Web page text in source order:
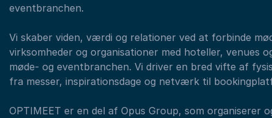
eventbranchen.
Vi skaber viden, værdi og relationer ved at forbinde
virksomheder og organisationer med hoteller, venues
møde- og eventbranchen. Vi driver en bred vifte af
fra messer, inspirationsdage og netværk til
OPTIMEET er en del af Opus Group, som organiserer